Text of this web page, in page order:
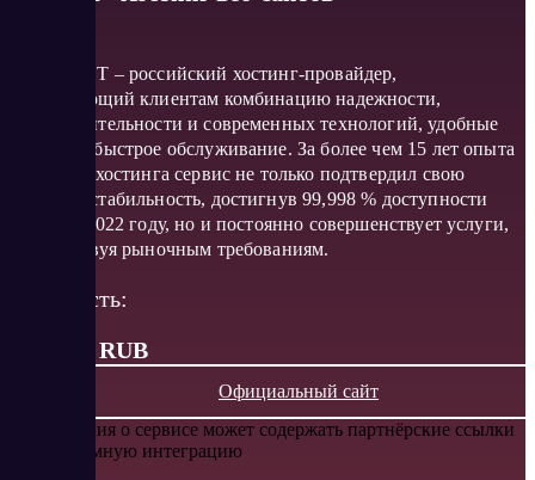
LITE.HOST – российский хостинг-провайдер,
предлагающий клиентам комбинацию надежности,
производительности и современных технологий, удобные
тарифы и быстрое обслуживание. За более чем 15 лет опыта
в области хостинга сервис не только подтвердил свою
высокую стабильность, достигнув 99,998 % доступности
сайтов в 2022 году, но и постоянно совершенствует услуги,
соответствуя рыночным требованиям.
Стоимость:
от 24.92 RUB
Официальный сайт
Информация о сервисе может содержать партнёрские ссылки
или рекламную интеграцию